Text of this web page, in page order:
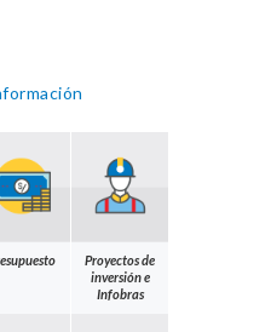
Proyectos de
inversión e
Infobras